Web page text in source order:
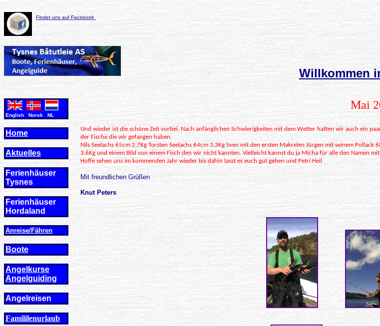
Findet uns auf Facebook
Willkommen
English Norsk NL
Home
Aktuelles
Ferienhäuser
Tysnes
Ferienhäuser
Hordaland
Anreise/Fähren
Boote
Angelkurse
Angel guiding
Angelreisen
Famililenurlaub
Mai
Und wieder ist die schöne Zeit vorbei. Nach anfänglichen Schwierigkeiten mit dem Wetter hatten wir auch ein
der Fische die wir gefangen haben.
Nils Seelachs 65cm 2,7Kg Torsten Seelachs 64cm 3,3Kg Sven mit den ersten Makrelen Jürgen mit seinem
3,6Kg und einem Bild von einem Fisch den wir nicht kannten. Vielleicht kannst du ja Micha für alle den Namen
Hoffe sehen uns im kommenden Jahr wieder bis dahin lasst es euch gut gehen und Petri Heil
Mit freundlichen Grüßen
Knut Peters